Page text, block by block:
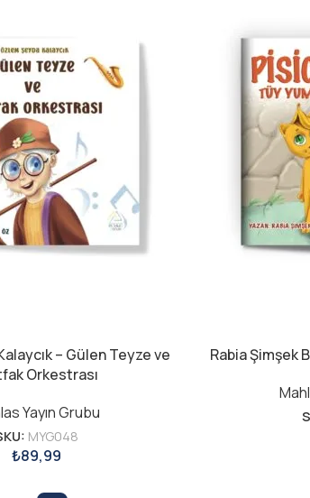
– Gülen Teyze ve
Orkestrası
Yayın Grubu
MYG048
₺89,99
Rabia Şimşek